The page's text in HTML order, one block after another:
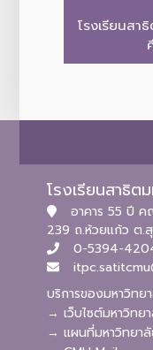
โรงเรียนสา
อาคาร 55 ปี ค
239 ถ.ห้วยแก้ว ต.
0-5394-
บริการของมหาวิทย
→ เว็บไซต์มหาวิทย
→ แผนที่มหาวิทยาลั